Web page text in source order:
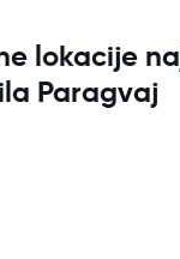
lokacije
Paragvaj